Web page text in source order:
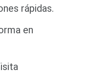
rápidas.
en